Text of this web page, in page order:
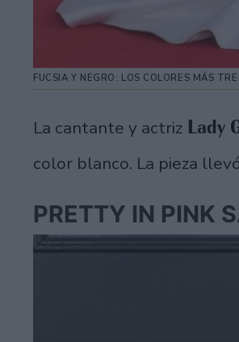
FUCSIA Y NEGRO: LOS COLORES MÁS
La cantante y actriz Lady
color blanco. La pieza
PRETTY IN PINK